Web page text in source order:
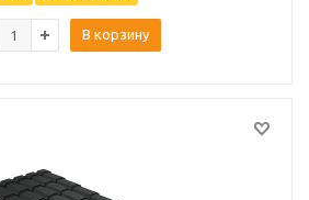
В корзину